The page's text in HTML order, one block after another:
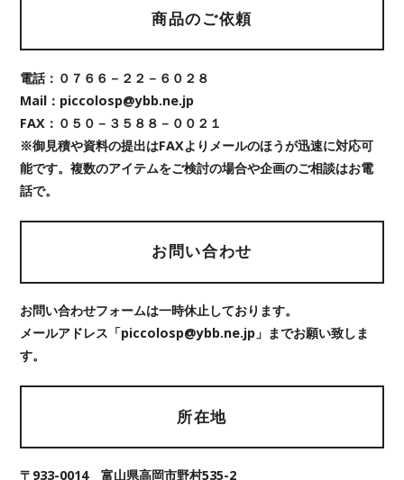
商品のご依頼
電話：０７６６－２２－６０２８
Mail：piccolosp@ybb.ne.jp
FAX：０５０－３５８８－００２１
※御見積や資料の提出はFAXよりメールのほうが迅速に対応可
能です。複数のアイテムをご検討の場合や企画のご相談はお電
話で。
お問い合わせ
お問い合わせフォームは一時休止しております。
メールアドレス「piccolosp@ybb.ne.jp」までお願い致しま
す。
所在地
〒933-0014 富山県高岡市野村535-2